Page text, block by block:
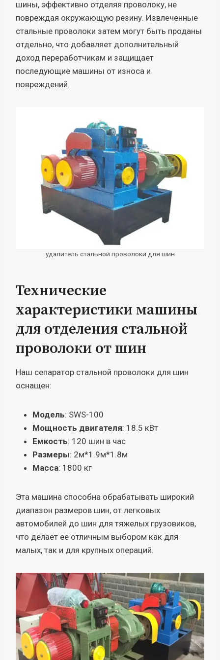
шины, эффективно отделяя проволоку, не
повреждая окружающую резину. Извлеченные
стальные проволоки затем могут быть проданы
отдельно, что добавляет дополнительный
доход переработчикам и защищает
последующие машины от износа и
повреждений.
удалитель стальной проволоки для шин
Технические
характеристики машины
для отделения стальной
проволоки от шин
Наш сепаратор стальной проволоки для шин
оснащен:
Модель: SWS-100
Мощность двигателя: 18.5 кВт
Емкость: 120 шин в час
Размеры: 2м*1.9м*1.8м
Масса: 1800 кг
Эта машина способна обрабатывать широкий
диапазон размеров шин, от легковых
автомобилей до шин для тяжелых грузовиков,
что делает ее отличным выбором как для
малых, так и для крупных операций.